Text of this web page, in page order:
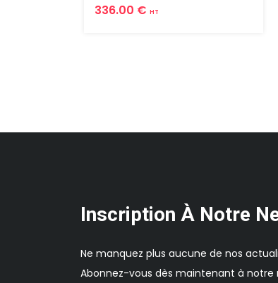
336.00 € HT
Inscription À Notre
Ne manquez plus aucune de nos
Abonnez-vous dès maintenant à notre